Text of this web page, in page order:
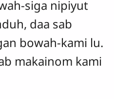
siga nipiyut
daa sab
bowah-kami lu.
makainom kami